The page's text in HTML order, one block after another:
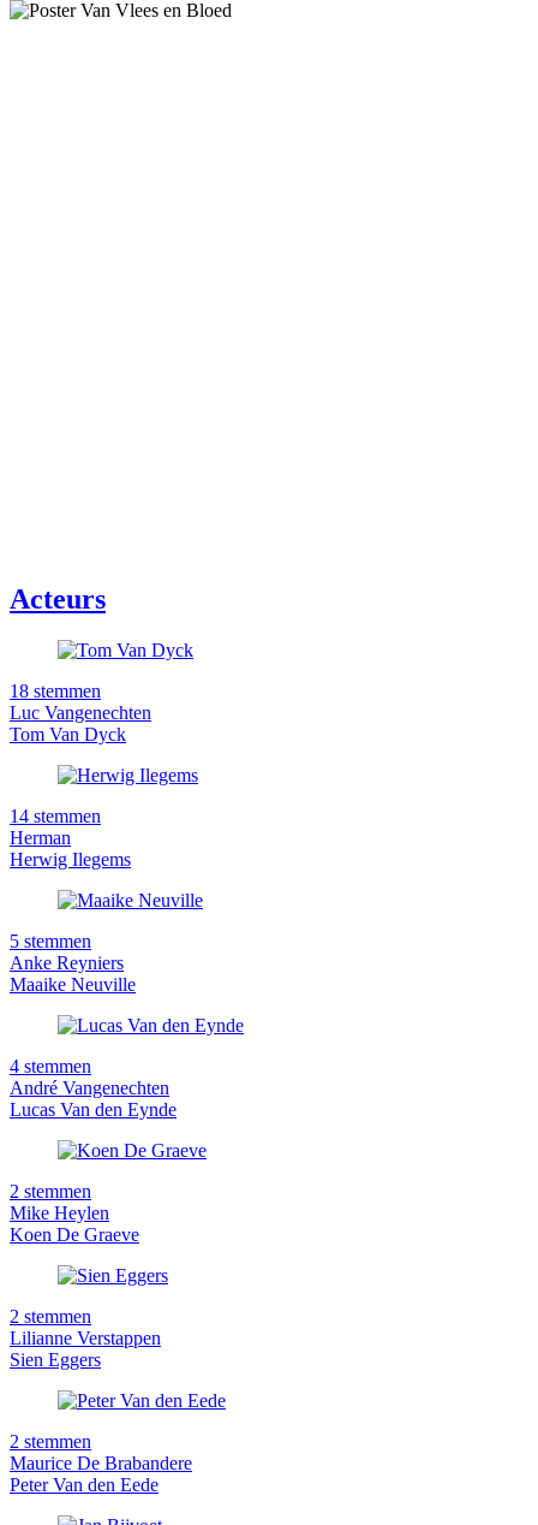
Acteurs
18 stemmen
Luc Vangenechten
Tom Van Dyck
14 stemmen
Herman
Herwig Ilegems
5 stemmen
Anke Reyniers
Maaike Neuville
4 stemmen
André Vangenechten
Lucas Van den Eynde
2 stemmen
Mike Heylen
Koen De Graeve
2 stemmen
Lilianne Verstappen
Sien Eggers
2 stemmen
Maurice De Brabandere
Peter Van den Eede